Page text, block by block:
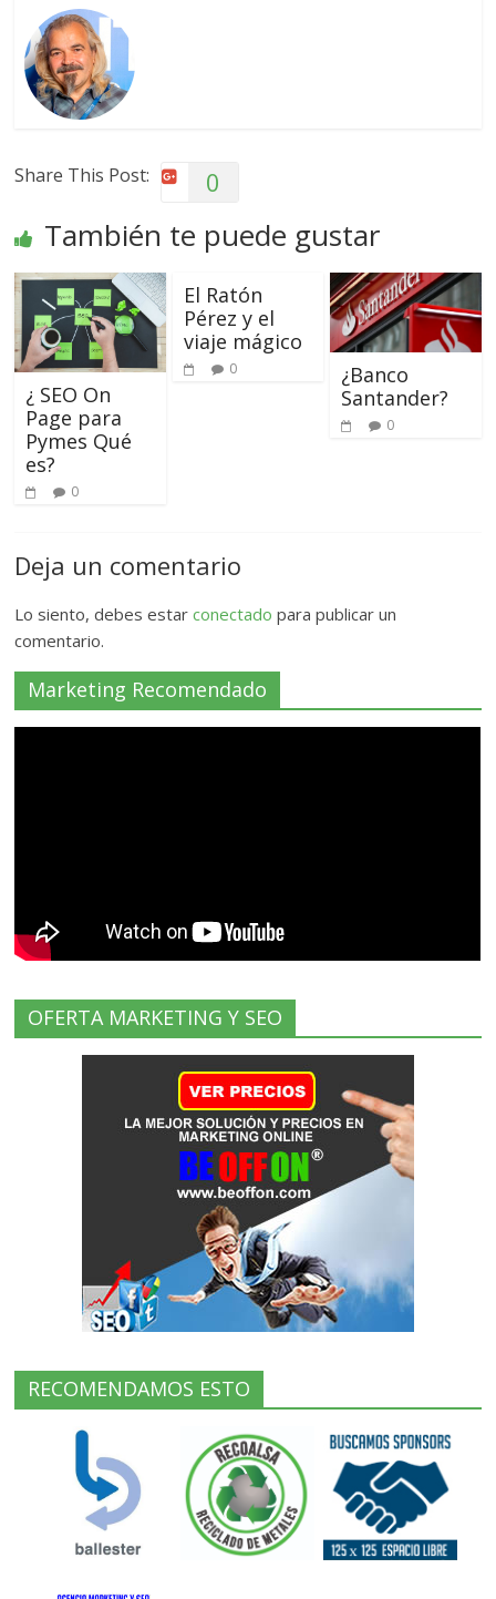
Share This Post: 0
También te puede gustar
¿ SEO On
Page para
Pymes Qué
es?
0
El Ratón
Pérez y el
viaje mágico
0
¿Banco
Santander?
0
Deja un comentario
Lo siento, debes estarconectado para publicar un
comentario.
Marketing Recomendado
OFERTA MARKETING Y SEO
RECOMENDAMOS ESTO